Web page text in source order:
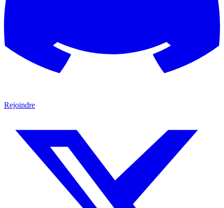
Rejoindre